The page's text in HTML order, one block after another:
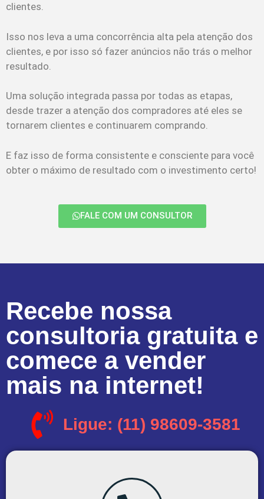
clientes.
Isso nos leva a uma concorrência alta pela atenção dos
clientes, e por isso só fazer anúncios não trás o melhor
resultado.
Uma solução integrada passa por todas as etapas,
desde trazer a atenção dos compradores até eles se
tornarem clientes e continuarem comprando.
E faz isso de forma consistente e consciente para você
obter o máximo de resultado com o investimento certo!
FALE COM UM CONSULTOR
Recebe nossa
consultoria gratuita e
comece a vender
mais na internet!
Ligue: (11) 98609-3581